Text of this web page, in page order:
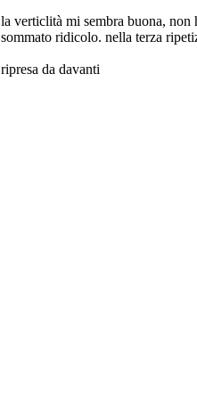
la verticlità mi sembra buona, non
sommato ridicolo. nella terza
ripresa da davanti